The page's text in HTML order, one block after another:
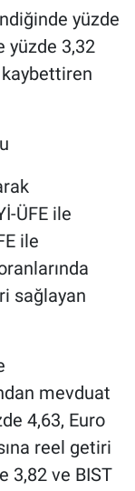
yüzde
yüzde 3,32
kaybettiren
ÜFE ile
ile
sağlayan
mevduat
4,63, Euro
reel getiri
3,82 ve BIST